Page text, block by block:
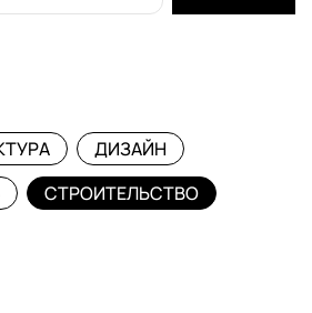
ДИЗАЙН
СТРОИТЕЛЬСТВО